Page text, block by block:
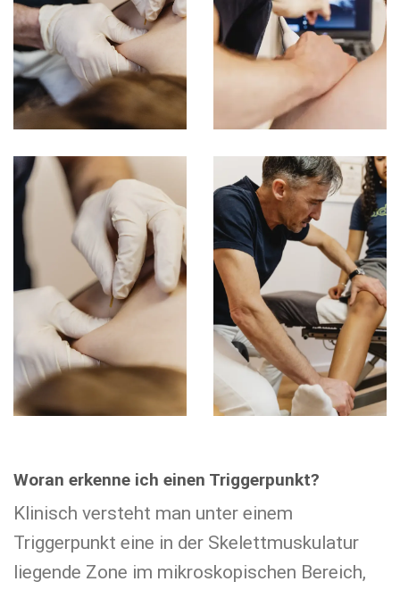
Woran erkenne ich einen Triggerpunkt?
Klinisch versteht man unter einem
Triggerpunkt eine in der Skelettmuskulatur
liegende Zone im mikroskopischen Bereich,